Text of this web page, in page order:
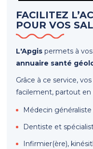
FACILITEZ
POUR VOS
L'Apgis permets à
annuaire santé
Grâce à ce service,
facilement, partout en
Médecin
Dentiste et
Infirmier(ère),